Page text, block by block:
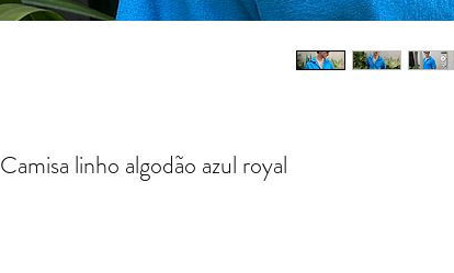
Camisa linho algodão azul royal